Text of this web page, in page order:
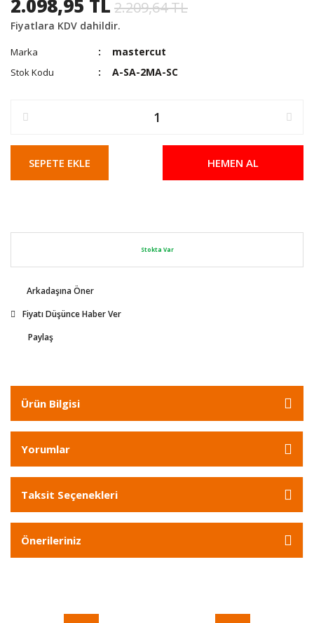
2.098,95 TL 2.209,64 TL
Fiyatlara KDV dahildir.
Marka mastercut
Stok Kodu A-SA-2MA-SC
SEPETE EKLE HEMEN AL
Stokta Var
Arkadaşına Öner
Fiyatı Düşünce Haber Ver
Paylaş
Ürün Bilgisi
Yorumlar
Taksit Seçenekleri
Önerileriniz